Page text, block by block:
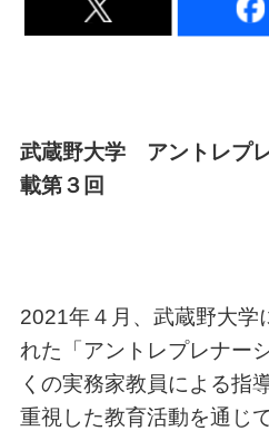
武蔵野大学 アントレプ
載第３回
2021年４月、武蔵野大学
れた「アントレプレナー
くの実務家教員による指
重視した教育活動を通じ